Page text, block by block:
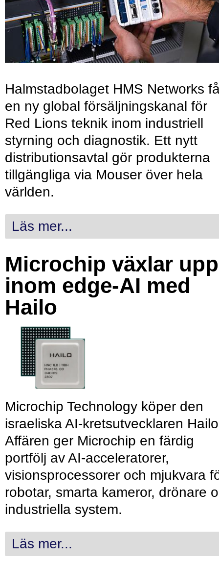
Halmstadbolaget HMS Networks
en ny global försäljningskanal för
Red Lions teknik inom industriell
styrning och diagnostik. Ett nytt
distributionsavtal gör produkterna
tillgängliga via Mouser över hela
världen.
Läs mer...
Microchip växlar upp
inom edge-AI med
Hailo
Microchip Technology köper den
israeliska AI-kretsutvecklaren
Affären ger Microchip en färdig
portfölj av AI-acceleratorer,
visionsprocessorer och mjukvara
robotar, smarta kameror, drönare
industriella system.
Läs mer...